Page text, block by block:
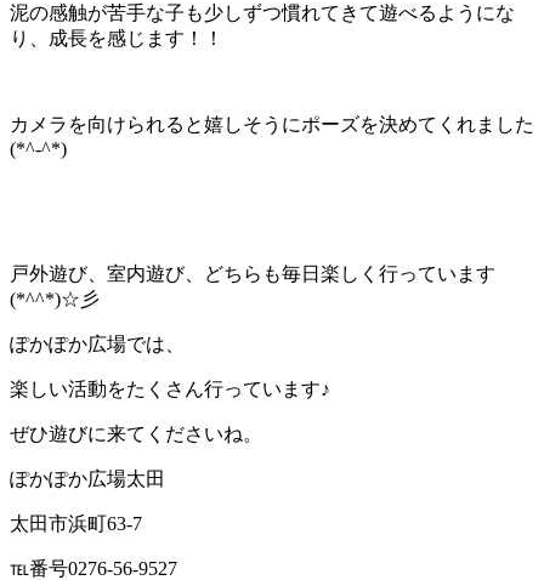
泥の感触が苦手な子も少しずつ慣れてきて遊べるようにな
り、成長を感じます！！
カメラを向けられると嬉しそうにポーズを決めてくれました
(*^-^*)
戸外遊び、室内遊び、どちらも毎日楽しく行っています
(*^^*)☆彡
ぽかぽか広場では、
楽しい活動をたくさん行っています♪
ぜひ遊びに来てくださいね。
ぽかぽか広場太田
太田市浜町63-7
℡番号0276-56-9527